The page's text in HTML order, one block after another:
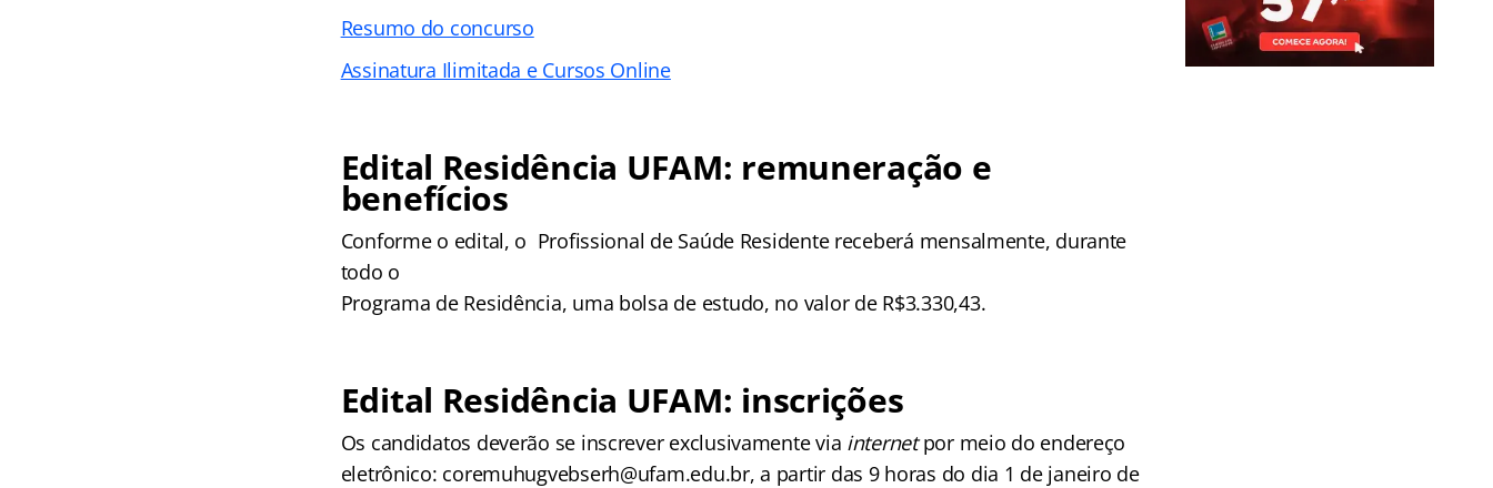
Resumo do concurso
Assinatura Ilimitada e Cursos Online
Edital Residência UFAM: remuneração e
benefícios
Conforme o edital, o Profissional de Saúde Residente receberá mensalmente, durante
todo o
Programa de Residência, uma bolsa de estudo, no valor de R$3.330,43.
Edital Residência UFAM: inscrições
Os candidatos deverão se inscrever exclusivamente via internetpor meio do endereço
eletrônico: coremuhugvebserh@ufam.edu.br, a partir das 9 horas do dia 1 de janeiro de